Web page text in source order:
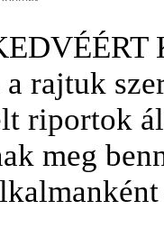
rajtuk
riportok
meg